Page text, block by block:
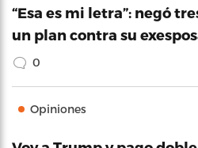
“Esa es mi letra”: negó
un plan contra su
0
Opiniones